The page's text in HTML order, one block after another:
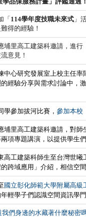
「 114學年度技職未來式 」
得的經驗！
埔里高工建築科邀請，進
意見！
中心研究發展室上校主任
經驗分享與需求討論中，
學參加拔河比賽， 參加本校
埔里高工建築科邀請，對師
兩項專題講演，以提供學生
高工建築科師生至台灣世
跨域應用」介紹，相信空
國立彰化師範大學附屬高級
年輕學子們認識空間資訊學
我們身邊的水藏著什麼秘密